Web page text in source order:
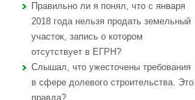
Правильно ли я понял, что с января
2018 года нельзя продать земельный
участок, запись о котором
отсутствует в ЕГРН?
Слышал, что ужесточены требования
в сфере долевого строительства. Это
правда?